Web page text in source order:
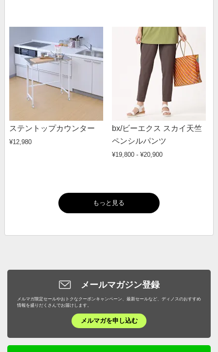
ステントップカウンター
¥12,980
bx/ビーエクス スカイ天竺
ペンシルパンツ
¥19,800 - ¥20,900
もっと見る
メールマガジン登録
メルマガ限定セールやおトクなクーポンキャンペーン、最新セールなど、ディノスのおすすめ
情報を盛りだくさんでお届けします。
メルマガを申し込む